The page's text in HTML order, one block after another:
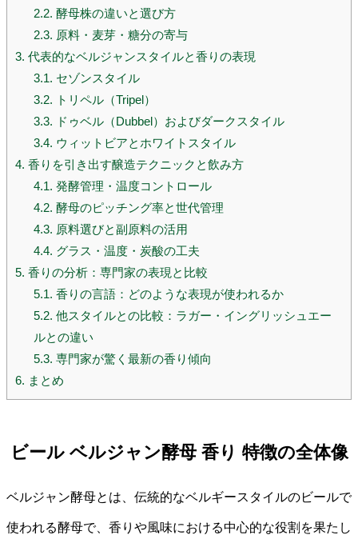
2.2. 酵母株の違いと選び方
2.3. 原料・麦芽・糖分の寄与
3. 代表的なベルジャンスタイルと香りの表現
3.1. セゾンスタイル
3.2. トリペル（Tripel）
3.3. ドゥベル（Dubbel）およびダークスタイル
3.4. ウィットビアとホワイトスタイル
4. 香りを引き出す醸造テクニックと飲み方
4.1. 発酵管理・温度コントロール
4.2. 酵母のピッチング率と世代管理
4.3. 原料選びと副原料の活用
4.4. グラス・温度・炭酸の工夫
5. 香りの分析：専門家の表現と比較
5.1. 香りの言語：どのような表現が使われるか
5.2. 他スタイルとの比較：ラガー・イングリッシュエー
ルとの違い
5.3. 専門家が驚く最新の香り傾向
6. まとめ
ビール ベルジャン酵母 香り 特徴の全体像
ベルジャン酵母とは、伝統的なベルギースタイルのビールで
使われる酵母で、香りや風味における中心的な役割を果たし